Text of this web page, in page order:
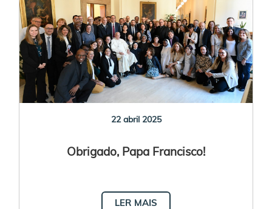
22 abril 2025
Obrigado, Papa Francisco!
LER MAIS